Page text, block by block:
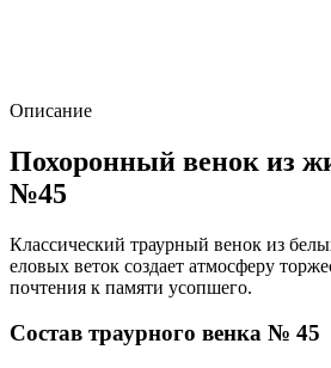
Описание
Похоронный венок из
№45
Классический траурный венок из
еловых веток создает атмосферу
почтения к памяти усопшего.
Состав траурного венка № 45